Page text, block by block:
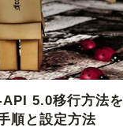
5.0移行方法を
順と設定方法